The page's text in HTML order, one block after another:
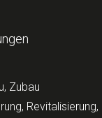
Zubau